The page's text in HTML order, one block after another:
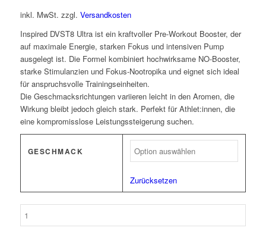
inkl. MwSt. zzgl. Versandkosten
Inspired DVST8 Ultra ist ein kraftvoller Pre-Workout Booster, der
auf maximale Energie, starken Fokus und intensiven Pump
ausgelegt ist. Die Formel kombiniert hochwirksame NO-Booster,
starke Stimulanzien und Fokus-Nootropika und eignet sich ideal
für anspruchsvolle Trainingseinheiten.
Die Geschmacksrichtungen variieren leicht in den Aromen, die
Wirkung bleibt jedoch gleich stark. Perfekt für Athlet:innen, die
eine kompromisslose Leistungssteigerung suchen.
GESCHMACK
Zurücksetzen